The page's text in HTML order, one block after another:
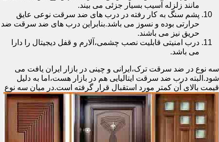
مانند زلزله آسیب بسیار جزئی می بیند.
پشم سنگ به کار رفته در درب های ضد سرقت نوعی عایق
حرارتی بوده و نسوز می باشد.بنابراین درب های ضد سرقت ضد
حریق نیز می باشند.
درب امنیتی قابلیت نصب چشمی،آلارم و قفل دیجیتال را دارا
می باشد.
سه نوع در ضد سرقت ترک،ایرانی و چینی در بازار ایران یافت می
شود.البته درب ضد سرقت ایتالیایی هم در بازار هست،اما به دلیل
قیمت بالای آن کمتر مورد استقبال قرار گرفته است.در میان سه نوع